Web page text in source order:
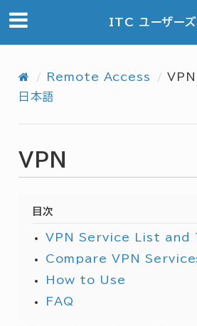
ITC ユーザーズ
Remote Access
VPN
日本語
VPN
目次
VPN Service List and
Compare VPN
How to Use
FAQ